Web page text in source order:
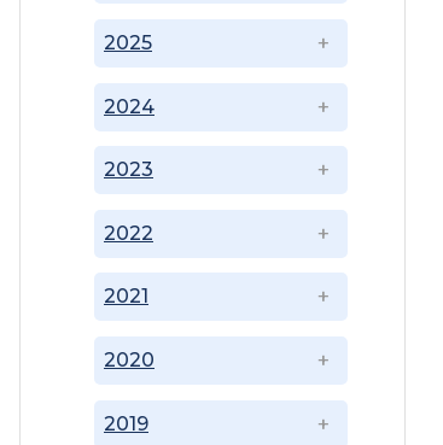
2019
2020
2021
2022
2023
2024
2025